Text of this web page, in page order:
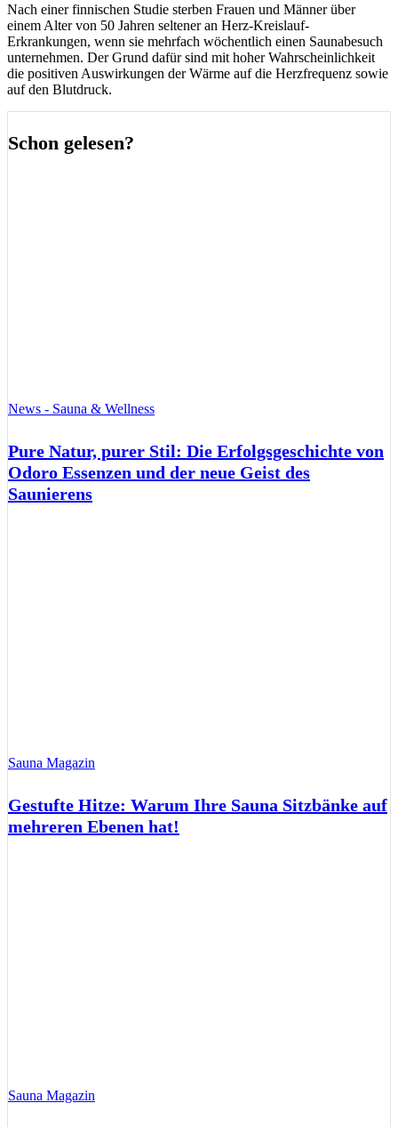
Nach einer finnischen Studie sterben Frauen und Männer über
einem Alter von 50 Jahren seltener an Herz-Kreislauf-
Erkrankungen, wenn sie mehrfach wöchentlich einen Saunabesuch
unternehmen. Der Grund dafür sind mit hoher Wahrscheinlichkeit
die positiven Auswirkungen der Wärme auf die Herzfrequenz sowie
auf den Blutdruck.
Schon gelesen?
News - Sauna & Wellness
Pure Natur, purer Stil: Die Erfolgsgeschichte von
Odoro Essenzen und der neue Geist des
Saunierens
Sauna Magazin
Gestufte Hitze: Warum Ihre Sauna Sitzbänke auf
mehreren Ebenen hat!
Sauna Magazin